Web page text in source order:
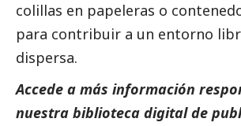
colillas en papeleras o
para contribuir a un entorno
dispersa.
Accede a más información
nuestra biblioteca digital de